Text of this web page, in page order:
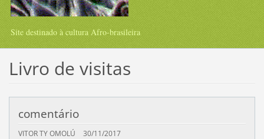
Site destinado à cultura Afro-brasileira
Livro de visitas
comentário
VITOR TY OMOLÚ 30/11/2017